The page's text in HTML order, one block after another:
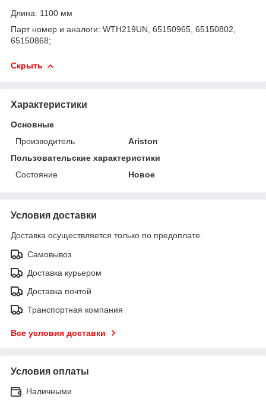
Длина: 1100 мм
Парт номер и аналоги: WTH219UN, 65150965, 65150802,
65150868;
Скрыть
Характеристики
Основные
Производитель
Ariston
Пользовательские характеристики
Состояние
Новое
Условия доставки
Доставка осуществляется только по предоплате.
Самовывоз
Доставка курьером
Доставка почтой
Транспортная компания
Все условия доставки
Условия оплаты
Наличными